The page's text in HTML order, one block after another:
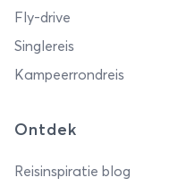
Fly-drive
Singlereis
Kampeerrondreis
Ontdek
Reisinspiratie blog